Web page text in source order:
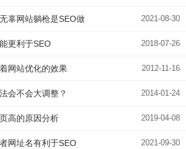
2021-08-30
辜网站躺枪是SEO做
因？ 2018-07-26
更利于SEO
2012-11-16
网站优化的效果
2014-01-24
会不会大调整？
2019-04-08
高的原因分析
2021-09-30
网址名有利于SEO